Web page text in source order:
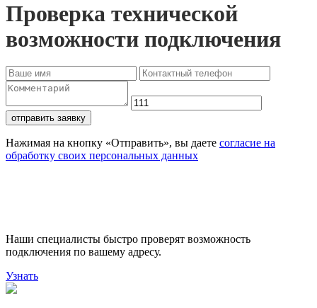
Проверка технической
возможности подключения
отправить заявку
Нажимая на кнопку «Отправить», вы даете согласие на
обработку своих персональных данных
Наши специалисты быстро проверят возможность
подключения по вашему адресу.
Узнать